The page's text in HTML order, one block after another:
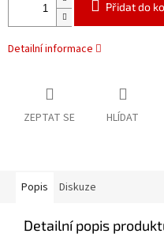
Přidat do
Detailní informace
ZEPTAT SE HLÍDAT
Popis Diskuze
Detailní popis